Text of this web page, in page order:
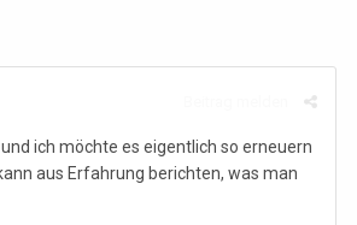
ich möchte es eigentlich so erneuern
aus Erfahrung berichten, was man